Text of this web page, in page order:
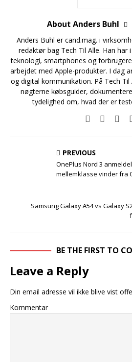
About Anders Buhl
Anders Buhl er cand.mag. i
redaktør bag Tech Til Alle. Han har
teknologi, smartphones og
arbejdet med Apple-produkter. I dag
og digital kommunikation. På Tech
nøgterne købsguider,
tydelighed om, hvad der er
PREVIOUS
OnePlus Nord 3
mellemklasse vinder fra
Samsung Galaxy A54 vs Galaxy
BE THE FIRST TO
Leave a Reply
Din email adresse vil ikke blive vist
Kommentar